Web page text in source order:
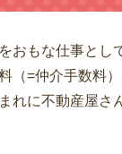
おもな仕事とし
（=仲介手数料
れに不動産屋さ